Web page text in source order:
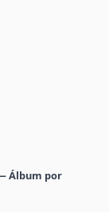
Álbum por